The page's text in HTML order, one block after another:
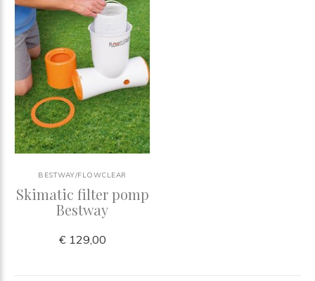
BESTWAY/FLOWCLEAR
Skimatic filter pomp
Bestway
€ 129,00